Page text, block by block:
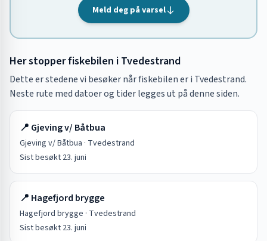
Meld deg på varsel
Her stopper fiskebilen i Tvedestrand
Dette er stedene vi besøker når fiskebilen er i Tvedestrand.
Neste rute med datoer og tider legges ut på denne siden.
📍 Gjeving v/ Båtbua
Gjeving v/ Båtbua · Tvedestrand
Sist besøkt 23. juni
📍 Hagefjord brygge
Hagefjord brygge · Tvedestrand
Sist besøkt 23. juni